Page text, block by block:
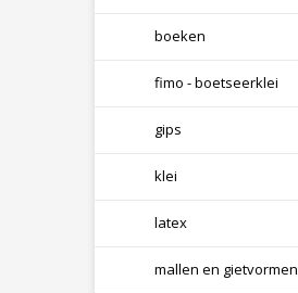
boeken
fimo - boetseerklei
gips
klei
latex
mallen en gietvormen